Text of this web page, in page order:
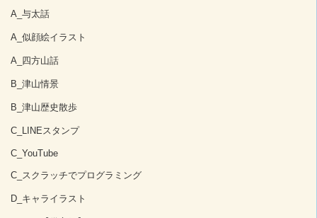
A_与太話
A_似顔絵イラスト
A_四方山話
B_津山情景
B_津山歴史散歩
C_LINEスタンプ
C_YouTube
C_スクラッチでプログラミング
D_キャライラスト